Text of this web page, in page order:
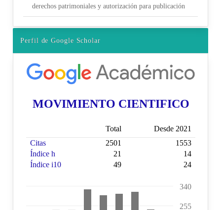
derechos patrimoniales y autorización para publicación
Perfil de Google Scholar